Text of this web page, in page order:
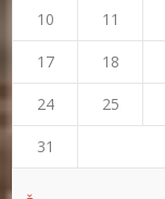
10 11
17 18
24 25
31